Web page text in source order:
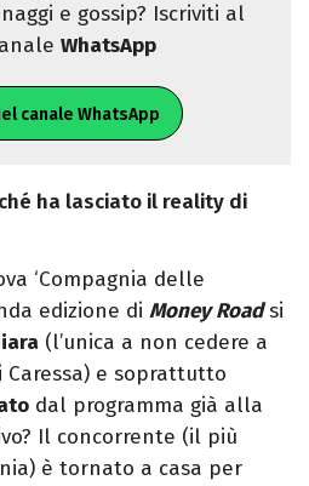
e gossip? Iscriviti al
WhatsApp
canale WhatsApp
ha lasciato il reality di
‘Compagnia delle
edizione di Money Roadsi
(l’unica a non cedere a
e soprattutto
dal programma già alla
Il concorrente (il più
è tornato a casa per